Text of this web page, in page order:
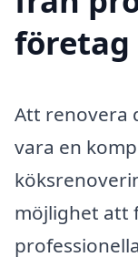
företag
Att renovera
vara en
möjlighet att